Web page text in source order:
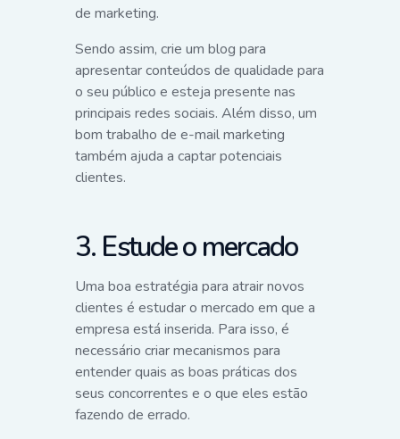
de marketing.
Sendo assim, crie um blog para
apresentar conteúdos de qualidade para
o seu público e esteja presente nas
principais redes sociais. Além disso, um
bom trabalho de e-mail marketing
também ajuda a captar potenciais
clientes.
3. Estude o mercado
Uma boa estratégia para atrair novos
clientes é estudar o mercado em que a
empresa está inserida. Para isso, é
necessário criar mecanismos para
entender quais as boas práticas dos
seus concorrentes e o que eles estão
fazendo de errado.